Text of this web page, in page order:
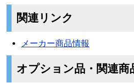
関連リンク
メーカー商品情報
オプション品・関連商